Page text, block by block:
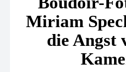
Miriam
die Angst